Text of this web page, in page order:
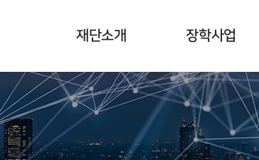
재단소개
설립취지
임원 현황
장학사업
개요
수여식